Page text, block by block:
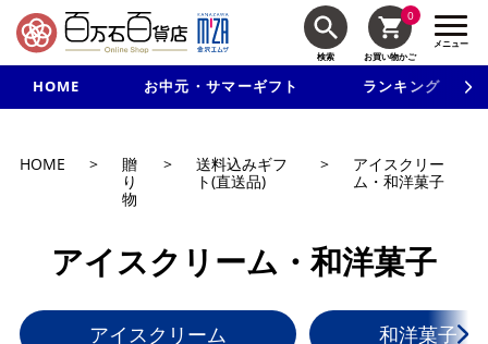
検索
0
お買い物かご
メニュー
HOME お中元・サマーギフト ランキング
新規入会で3千円以上で使える500円クーポンを進呈！
HOME >
贈
り
物
>
送料込みギフ
ト(直送品)
>
アイスクリー
ム・和洋菓子
アイスクリーム・和洋菓子
アイスクリーム 和洋菓子